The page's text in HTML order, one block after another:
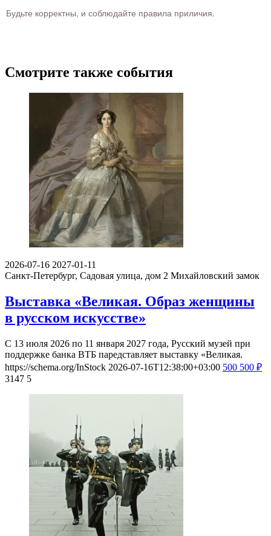
Будьте корректны, и соблюдайте правила приличия.
Смотрите также события
2026-07-16 2027-01-11
Санкт-Петербург, Садовая улица, дом 2 Михайловский замок
Выставка «Великая. Образ женщины
в русском искусстве»
С 13 июля 2026 по 11 января 2027 года, Русский музей при
поддержке банка ВТБ паредставляет выставку «Великая.
https://schema.org/InStock 2026-07-16T12:38:00+03:00 500 500 ₽
3147 5